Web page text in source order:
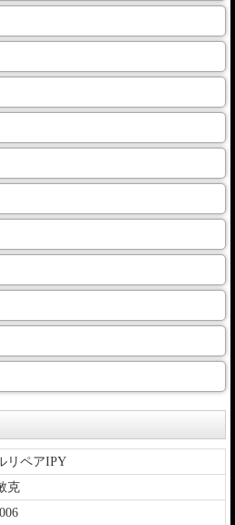
リペアIPY
克